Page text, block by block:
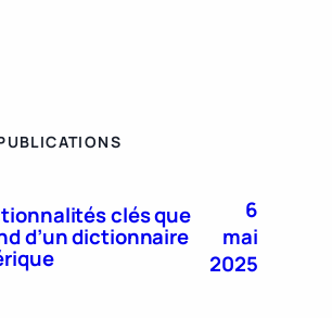
clés que
d’un dictionnaire
6
mai
2025